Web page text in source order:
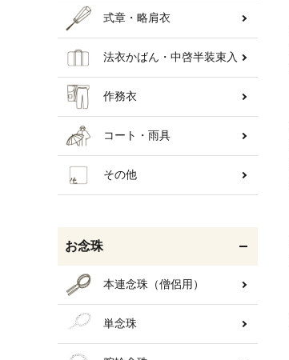
式章・略肩衣
法衣かばん・中啓半装束入
作務衣
コート・雨具
その他
お念珠
本連念珠（僧侶用）
単念珠